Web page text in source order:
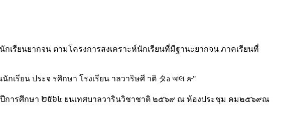
เรียนยากจน ตามโครงการสงเคราะห์นักเรียนที่มีฐานะยากจน ภาคเรียนที่